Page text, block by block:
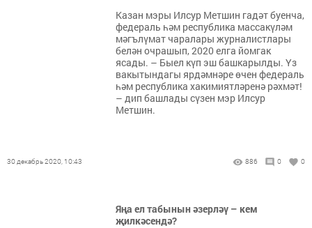
Казан мэры Илсур Метшин гадәт буенча,
федераль һәм республика массакүләм
мәгълүмат чаралары журналистлары
белән очрашып, 2020 елга йомгак
ясады. – Быел күп эш башкарылды. Үз
вакытындагы ярдәмнәре өчен федераль
һәм республика хакимиятләренә рәхмәт!
– дип башлады сүзен мэр Илсур
Метшин.
30 декабрь 2020, 10:43 886 0 0
Яңа ел табынын әзерләү – кем
җилкәсендә?